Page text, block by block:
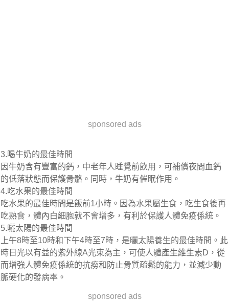
sponsored ads
3.喝牛奶的最佳時間
因牛奶含有豐富的鈣，中老年人睡覺前飲用，可補償夜間血鈣
的低落狀態而保護骨骼。同時，牛奶有催眠作用。
4.吃水果的最佳時間
吃水果的最佳時間是飯前1小時。因為水果屬生食，吃生食後再
吃熟食，體內白細胞就不會增多，有利於保護人體免疫係統。
5.曬太陽的最佳時間
上午8時至10時和下午4時至7時，是曬太陽養生的最佳時間。此
時日光以有益的紫外線A光束為主，可使人體產生維生素D，從
而增強人體免疫係統的抗癆和防止骨質疏鬆的能力，並減少動
脈硬化的發病率。
sponsored ads